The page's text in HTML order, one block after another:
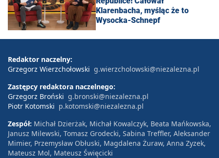
Klarenbacha, myśląc że to
Wysocka-Schnepf
Redaktor naczelny:
Grzegorz Wierzchołowski g.wierzcholowski@niezalezna.pl
Zastępcy redaktora naczelnego:
Grzegorz Broński g.bronski@niezalezna.pl
Piotr Kotomski p.kotomski@niezalezna.pl
Zespół: Michał Dzierżak, Michał Kowalczyk, Beata Mańkowska,
Janusz Milewski, Tomasz Grodecki, Sabina Treffler, Aleksander
Mimier, Przemysław Obłuski, Magdalena Żuraw, Anna Zyzek,
Mateusz Mol, Mateusz Święcicki